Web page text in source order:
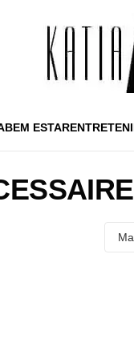
BEM ESTAR